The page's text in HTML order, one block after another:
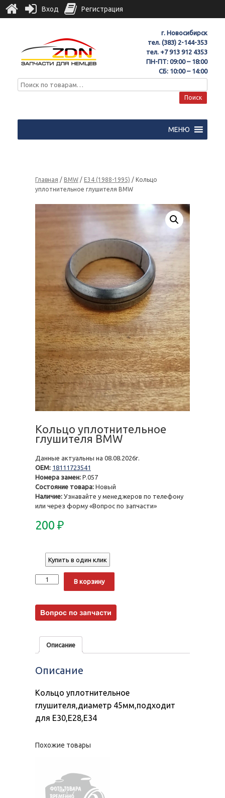
г. Новосибирск
тел. (383) 2-144-353
тел. +7 913 912 4353
ПН-ПТ: 09:00 – 18:00
СБ: 10:00 – 14:00
Поиск
МЕНЮ
Главная / BMW / E34 (1988-1995) / Кольцо
уплотнительное глушителя BMW
Кольцо уплотнительное
глушителя BMW
Данные актуальны на 08.08.2026г.
OEM: 18111723541
Номера замен: P.057
Состояние товара: Новый
Наличие: Узнавайте у менеджеров по телефону
или через форму «Вопрос по запчасти»
200 ₽
Купить в один клик
Количество
В корзину
Описание
Описание
Кольцо уплотнительное
глушителя,диаметр 45мм,подходит
для Е30,Е28,Е34
Похожие товары
Вход Регистрация